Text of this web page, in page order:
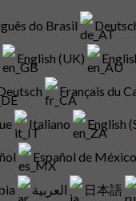
do Brasil
English (UK)
Français du
Italiano English
Español de México
日本語